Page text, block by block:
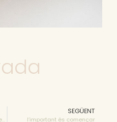
La solució al teu problema d’estrenyiment
SEGÜENT
l’important és començar